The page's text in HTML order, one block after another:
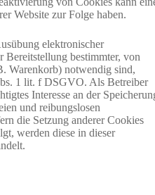
Website zur Folge haben.
elektronischer
bestimmter, von
Warenkorb) notwendig sind,
1 lit. f DSGVO. Als Betreiber
Interesse an der
und reibungslosen
die Setzung anderer Cookies
werden diese in dieser